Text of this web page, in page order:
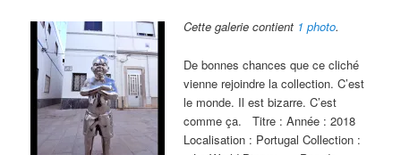
Cette galerie contient 1 photo.
De bonnes chances que ce cliché
vienne rejoindre la collection. C’est
le monde. Il est bizarre. C’est
comme ça. Titre : Année : 2018
Localisation : Portugal Collection :